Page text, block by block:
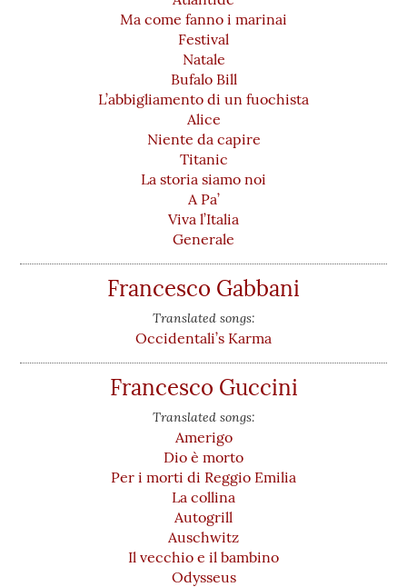
Ma come fanno i marinai
Festival
Natale
Bufalo Bill
L’abbigliamento di un fuochista
Alice
Niente da capire
Titanic
La storia siamo noi
A Pa’
Viva l’Italia
Generale
Francesco Gabbani
Translated songs:
Occidentali’s Karma
Francesco Guccini
Translated songs:
Amerigo
Dio è morto
Per i morti di Reggio Emilia
La collina
Autogrill
Auschwitz
Il vecchio e il bambino
Odysseus